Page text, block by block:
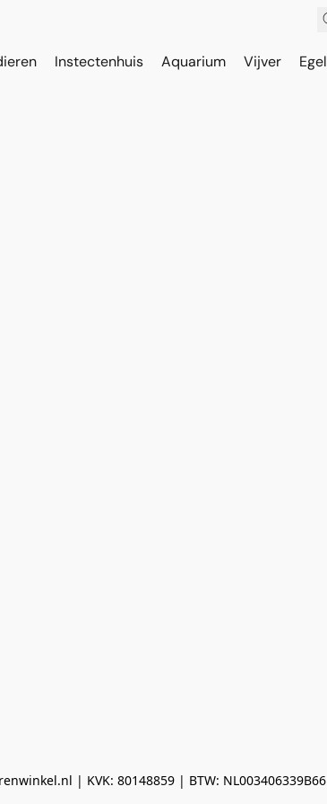
Instectenhuis Aquarium Vijver Egel
| KVK: 80148859 | BTW: NL003406339B66